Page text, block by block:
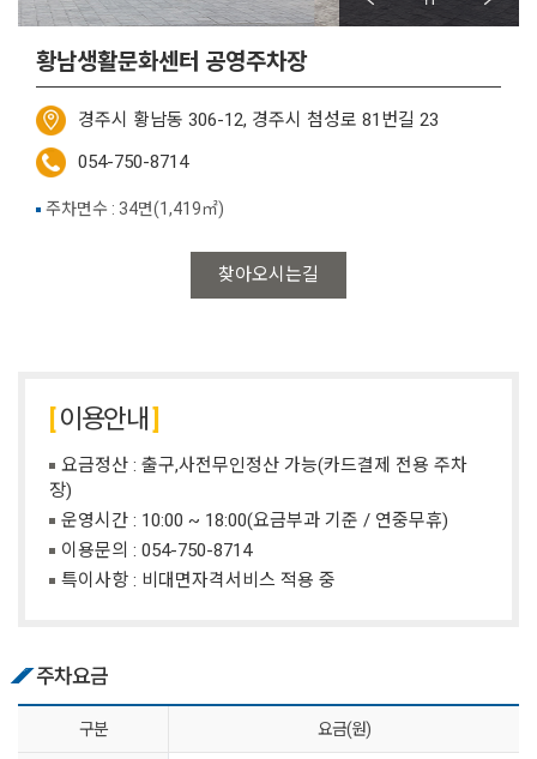
황남생활문화센터 공영주차장
경주시 황남동 306-12, 경주시 첨성로 81번길 23
054-750-8714
찾아오시는길
주차면수 : 34면(1,419㎡)
이용안내
요금정산 : 출구,사전무인정산 가능(카드결제 전용 주차
장)
운영시간 : 10:00 ~ 18:00(요금부과 기준 / 연중무휴)
이용문의 : 054-750-8714
특이사항 : 비대면자격서비스 적용 중
주차요금
구분 요금(원)